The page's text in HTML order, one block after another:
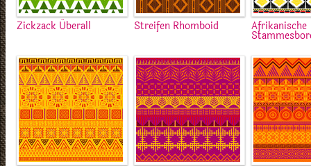
Zickzack Überall Streifen Rhomboid Afrikanische